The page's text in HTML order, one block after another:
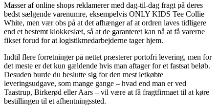
Masser af online shops reklamerer med dag-til-dag fragt på deres
bedst sælgende varenumre, eksempelvis ONLY KIDS Tee Collie
White, men vær obs på at det afhænger af at ordren laves tidligere
end et bestemt klokkeslæt, så at de garanteret kan nå at få varerne
fikset forud for at logistikmedarbejderne tager hjem.
Indtil flere forretninger på nettet præsterer portofri levering, men for
det meste er det kun gældende hvis man aftager for et fastsat beløb.
Desuden burde du beslutte sig for den mest letkøbte
leveringsudgave, som mange gange – hvad end man er ved
Taastrup, Birkerød eller Aars – vil være at få fragtfirmaet til at køre
bestillingen til et afhentningssted.